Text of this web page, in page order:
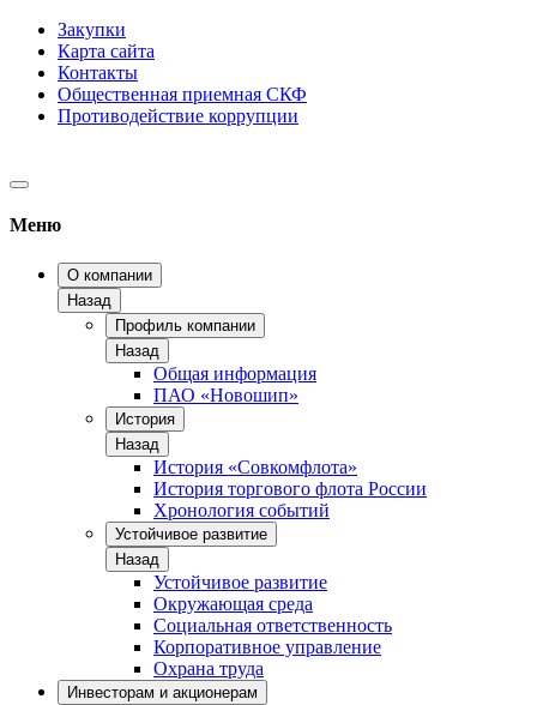
Закупки
Карта сайта
Контакты
Общественная приемная СКФ
Противодействие коррупции
Меню
О компании
Назад
Профиль компании
Назад
Общая информация
ПАО «Новошип»
История
Назад
История «Совкомфлота»
История торгового флота России
Хронология событий
Устойчивое развитие
Назад
Устойчивое развитие
Окружающая среда
Социальная ответственность
Корпоративное управление
Охрана труда
Инвесторам и акционерам